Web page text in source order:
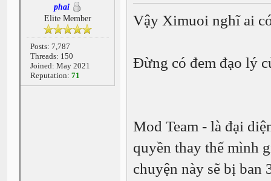
phai
Elite Member
Posts: 7,787
Threads: 150
Joined: May 2021
Reputation: 71
Vậy Ximuoi nghĩ ai
Đừng có đem đạo lý
Mod Team - là đại
quyền thay thế mình
chuyện này sẽ bị ban